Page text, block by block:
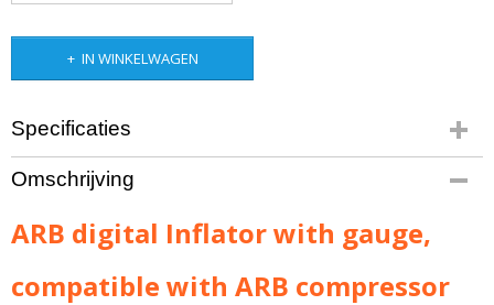
IN WINKELWAGEN
Specificaties
Productcode leverancier
ARB601
2,00 Kg
Omschrijving
ARB digital Inflator with gauge,
compatible with ARB compressor